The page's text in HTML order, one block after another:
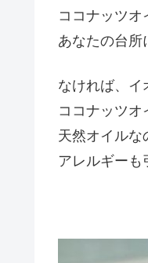
ココナッツオ
あなたの台所
なければ、イ
ココナッツオ
天然オイルな
アレルギーも